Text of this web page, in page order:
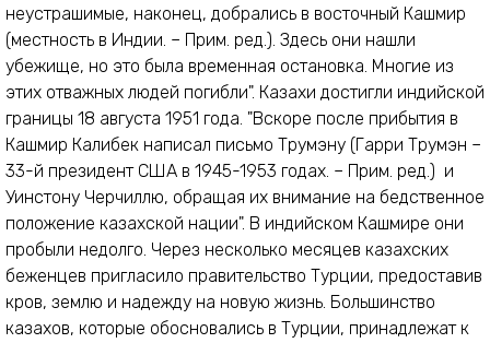
неустрашимые, наконец, добрались в восточный Кашмир
(местность в Индии. – Прим. ред.). Здесь они нашли
убежище, но это была временная остановка. Многие из
этих отважных людей погибли". Казахи достигли индийской
границы 18 августа 1951 года. "Вскоре после прибытия в
Кашмир Калибек написал письмо Трумэну (Гарри Трумэн –
33-й президент США в 1945-1953 годах. – Прим. ред.) и
Уинстону Черчиллю, обращая их внимание на бедственное
положение казахской нации". В индийском Кашмире они
пробыли недолго. Через несколько месяцев казахских
беженцев пригласило правительство Турции, предоставив
кров, землю и надежду на новую жизнь. Большинство
казахов, которые обосновались в Турции, принадлежат к